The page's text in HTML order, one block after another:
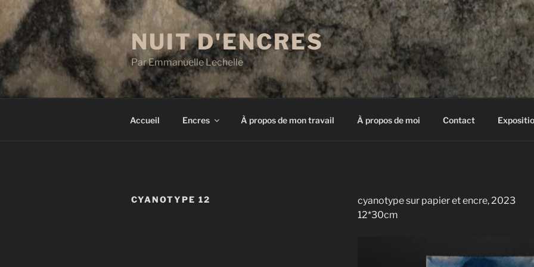
contenu
principal
NUIT D'ENCRES
Par Emmanuelle Lechelle
Accueil Encres À propos de mon travail À propos de moi Contact
CYANOTYPE 12
cyanotype sur papier et encre, 2023
12*30cm